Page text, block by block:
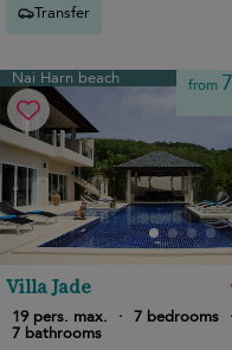
Transfer
Nai Harn beach from
Villa Jade
19 pers. max.
· 7 bedrooms ·
7 bathrooms